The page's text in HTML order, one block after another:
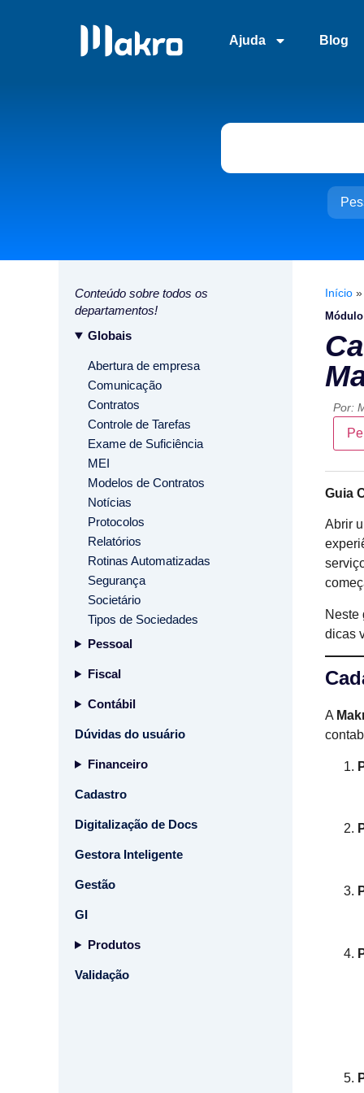
Ajuda Blog
Conteúdo sobre todos os
departamentos!
Globais
Abertura de empresa
Comunicação
Contratos
Controle de Tarefas
Exame de Suficiência
MEI
Modelos de Contratos
Notícias
Protocolos
Relatórios
Rotinas Automatizadas
Segurança
Societário
Tipos de Sociedades
Pessoal
Fiscal
Contábil
Dúvidas do usuário
Financeiro
Cadastro
Digitalização de Docs
Gestora Inteligente
Gestão
GI
Produtos
Validação
Início
Por:
Guia
Abrir
Neste
dicas
A